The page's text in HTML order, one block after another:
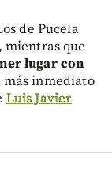
de Pucela
que
lugar con
más inmediato
Luis Javier